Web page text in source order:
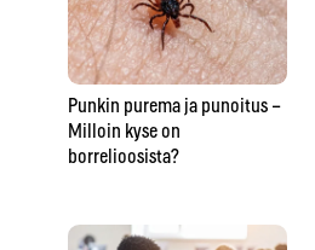
Punkin purema ja punoitus –
Milloin kyse on
borrelioosista?